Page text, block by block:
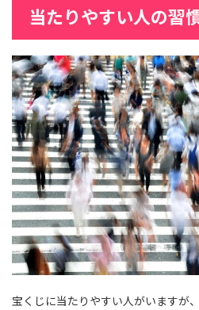
当たりやすい人の習
宝くじに当たりやすい人がいますが